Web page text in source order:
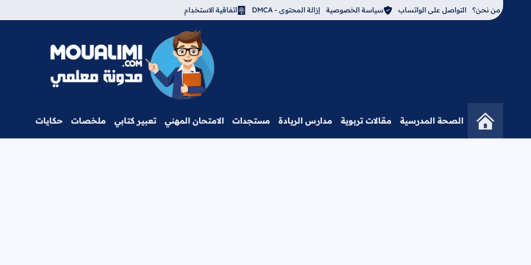
من نحن؟ التواصل على الواتساب سياسة الخصوصية إزالة المحتوى - DMCA اتفاقية الاستخدام
مدونة معلمي
الصحة المدرسية مقالات تربوية مدارس الريادة مستجدات الامتحان المهني تعبير كتابي ملخصات حكايات